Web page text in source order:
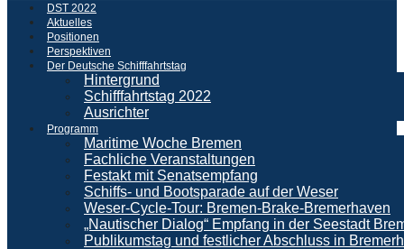
DST 2022
Aktuelles
Positionen
Perspektiven
Der Deutsche Schifffahrtstag
Hintergrund
Schifffahrtstag 2022
Ausrichter
Programm
Maritime Woche Bremen
Fachliche Veranstaltungen
Festakt mit Senatsempfang
Schiffs- und Bootsparade auf der Weser
Weser-Cycle-Tour: Bremen-Brake-Bremerhaven
„Nautischer Dialog“ Empfang in der Seestadt
Publikumstag und festlicher Abschluss in